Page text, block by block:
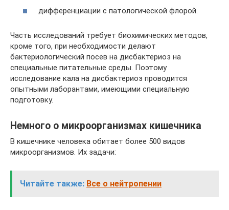
дифференциации с патологической флорой.
Часть исследований требует биохимических методов,
кроме того, при необходимости делают
бактериологический посев на дисбактериоз на
специальные питательные среды. Поэтому
исследование кала на дисбактериоз проводится
опытными лаборантами, имеющими специальную
подготовку.
Немного о микроорганизмах кишечника
В кишечнике человека обитает более 500 видов
микроорганизмов. Их задачи:
Читайте также: Все о нейтропении